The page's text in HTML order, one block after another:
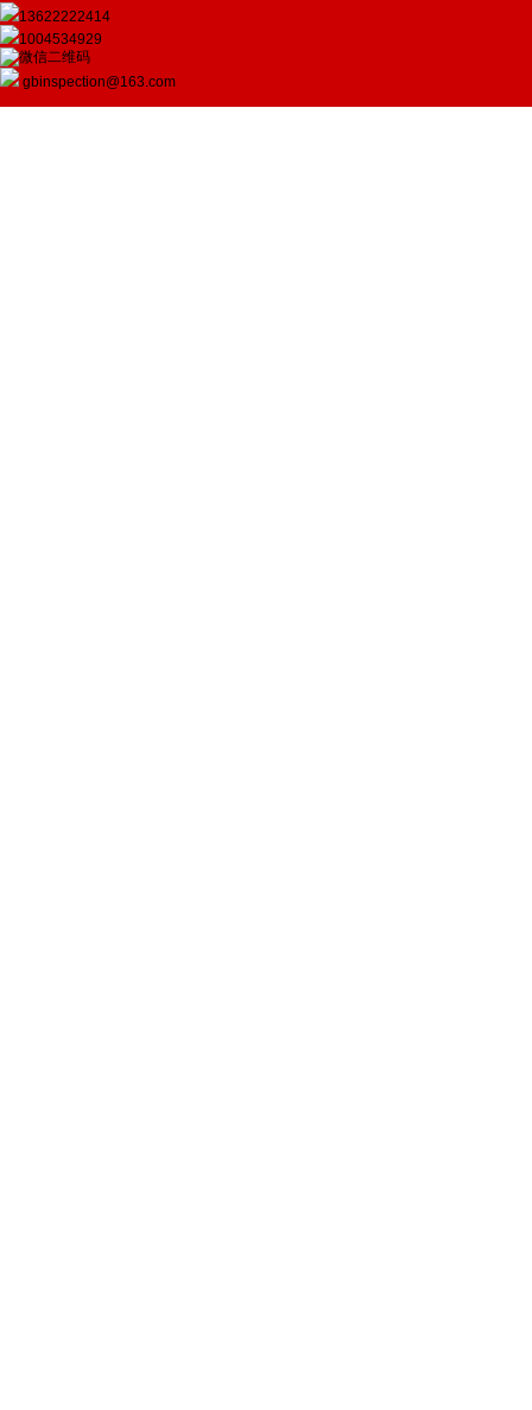
13622222414
1004534929
gbinspection@163.com